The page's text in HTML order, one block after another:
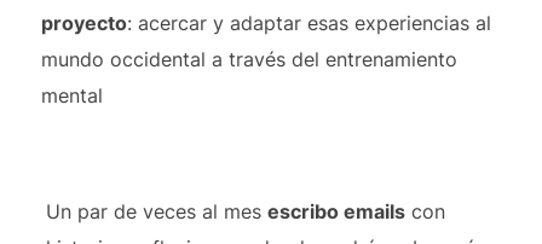
proyecto: acercar y adaptar esas experiencias al
mundo occidental a través del entrenamiento
mental
Un par de veces al mes escribo emailscon